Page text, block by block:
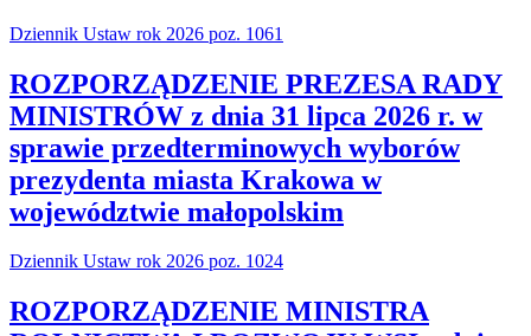
Dziennik Ustaw rok 2026 poz. 1061
ROZPORZĄDZENIE PREZESA RADY
MINISTRÓW z dnia 31 lipca 2026 r. w
sprawie przedterminowych wyborów
prezydenta miasta Krakowa w
województwie małopolskim
Dziennik Ustaw rok 2026 poz. 1024
ROZPORZĄDZENIE MINISTRA